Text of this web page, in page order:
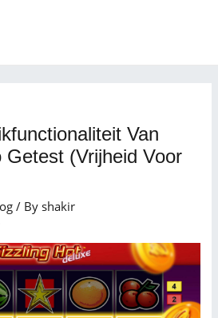
Van
Getest (Vrijheid Voor
/ By shakir